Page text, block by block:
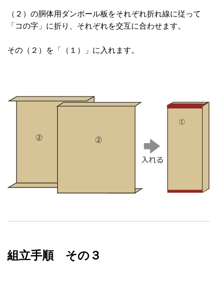
（２）の胴体用ダンボール板をそれぞれ折れ線に従って
「コの字」に折り、それぞれを交互に合わせます。
その（２）を「（１）」に入れます。
組立手順 その３